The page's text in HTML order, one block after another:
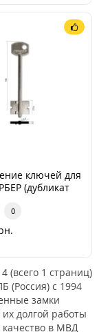
ключей для
(дубликат
0
(всего 1 страниц)
(Россия) с 1994
замки
долгой работы
качество в МВД